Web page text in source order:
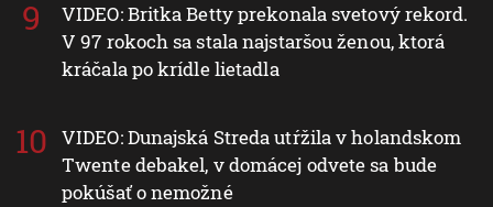
VIDEO: Britka Betty prekonala svetový rekord.
V 97 rokoch sa stala najstaršou ženou, ktorá
kráčala po krídle lietadla
VIDEO: Dunajská Streda utŕžila v holandskom
Twente debakel, v domácej odvete sa bude
pokúšať o nemožné